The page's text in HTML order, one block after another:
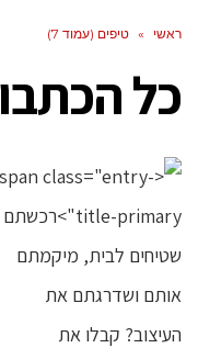
ראשי » טיפים (עמוד 7)
כל